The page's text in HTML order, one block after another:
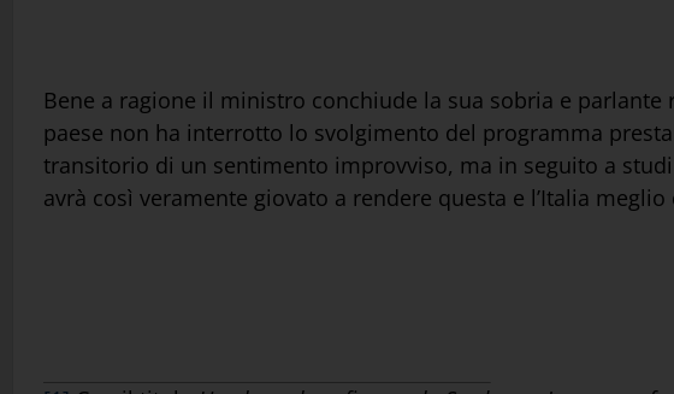
Bene a ragione il ministro conchiude la sua sobria e
paese non ha interrotto lo svolgimento del programma
transitorio di un sentimento improvviso, ma in seguito a
avrà così veramente giovato a rendere questa e l’Italia